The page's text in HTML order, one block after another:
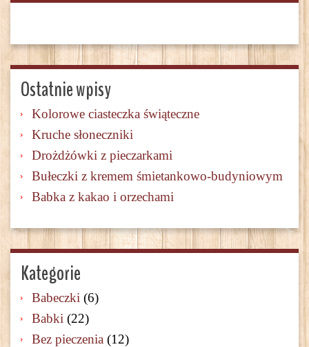
Ostatnie wpisy
Kolorowe ciasteczka świąteczne
Kruche słoneczniki
Drożdżówki z pieczarkami
Bułeczki z kremem śmietankowo-budyniowym
Babka z kakao i orzechami
Kategorie
Babeczki (6)
Babki (22)
Bez pieczenia (12)